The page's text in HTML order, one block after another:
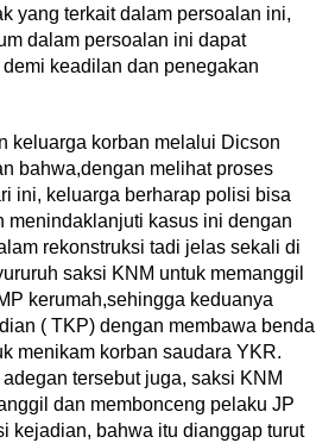
yang terkait dalam persoalan ini,
dalam persoalan ini dapat
keadilan dan penegakan
keluarga korban melalui Dicson
bahwa,dengan melihat proses
ini, keluarga berharap polisi bisa
menindaklanjuti kasus ini dengan
rekonstruksi tadi jelas sekali di
saksi KNM untuk memanggil
kerumah,sehingga keduanya
( TKP) dengan membawa benda
menikam korban saudara YKR.
tersebut juga, saksi KNM
dan membonceng pelaku JP
kejadian, bahwa itu dianggap turut